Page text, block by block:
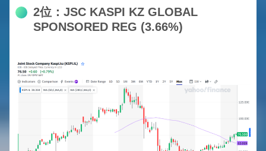
2位：JSC KASPI KZ GLOBAL
SPONSORED REG (3.66%)